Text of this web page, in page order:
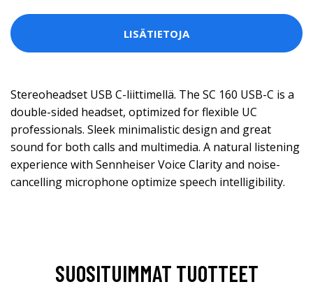
LISÄTIETOJA
Stereoheadset USB C-liittimellä. The SC 160 USB-C is a
double-sided headset, optimized for flexible UC
professionals. Sleek minimalistic design and great
sound for both calls and multimedia. A natural listening
experience with Sennheiser Voice Clarity and noise-
cancelling microphone optimize speech intelligibility.
SUOSITUIMMAT TUOTTEET